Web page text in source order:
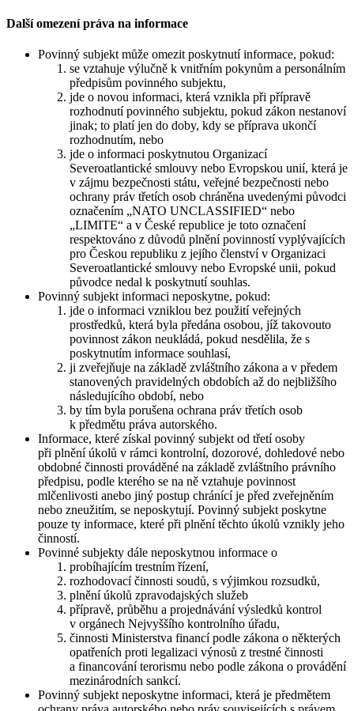
Další omezení práva na informace
Povinný subjekt může omezit poskytnutí informace, pokud:
se vztahuje výlučně k vnitřním pokynům a personálním
předpisům povinného subjektu,
jde o novou informaci, která vznikla při přípravě
rozhodnutí povinného subjektu, pokud zákon nestanoví
jinak; to platí jen do doby, kdy se příprava ukončí
rozhodnutím, nebo
jde o informaci poskytnutou Organizací
Severoatlantické smlouvy nebo Evropskou unií, která je
v zájmu bezpečnosti státu, veřejné bezpečnosti nebo
ochrany práv třetích osob chráněna uvedenými původci
označením „NATO UNCLASSIFIED“ nebo
„LIMITE“ a v České republice je toto označení
respektováno z důvodů plnění povinností vyplývajících
pro Českou republiku z jejího členství v Organizaci
Severoatlantické smlouvy nebo Evropské unii, pokud
původce nedal k poskytnutí souhlas.
Povinný subjekt informaci neposkytne, pokud:
jde o informaci vzniklou bez použití veřejných
prostředků, která byla předána osobou, jíž takovouto
povinnost zákon neukládá, pokud nesdělila, že s
poskytnutím informace souhlasí,
ji zveřejňuje na základě zvláštního zákona a v předem
stanovených pravidelných obdobích až do nejbližšího
následujícího období, nebo
by tím byla porušena ochrana práv třetích osob
k předmětu práva autorského.
Informace, které získal povinný subjekt od třetí osoby
při plnění úkolů v rámci kontrolní, dozorové, dohledové nebo
obdobné činnosti prováděné na základě zvláštního právního
předpisu, podle kterého se na ně vztahuje povinnost
mlčenlivosti anebo jiný postup chránící je před zveřejněním
nebo zneužitím, se neposkytují. Povinný subjekt poskytne
pouze ty informace, které při plnění těchto úkolů vznikly jeho
činností.
Povinné subjekty dále neposkytnou informace o
probíhajícím trestním řízení,
rozhodovací činnosti soudů, s výjimkou rozsudků,
plnění úkolů zpravodajských služeb
přípravě, průběhu a projednávání výsledků kontrol
v orgánech Nejvyššího kontrolního úřadu,
činnosti Ministerstva financí podle zákona o některých
opatřeních proti legalizaci výnosů z trestné činnosti
a financování terorismu nebo podle zákona o provádění
mezinárodních sankcí.
Povinný subjekt neposkytne informaci, která je předmětem